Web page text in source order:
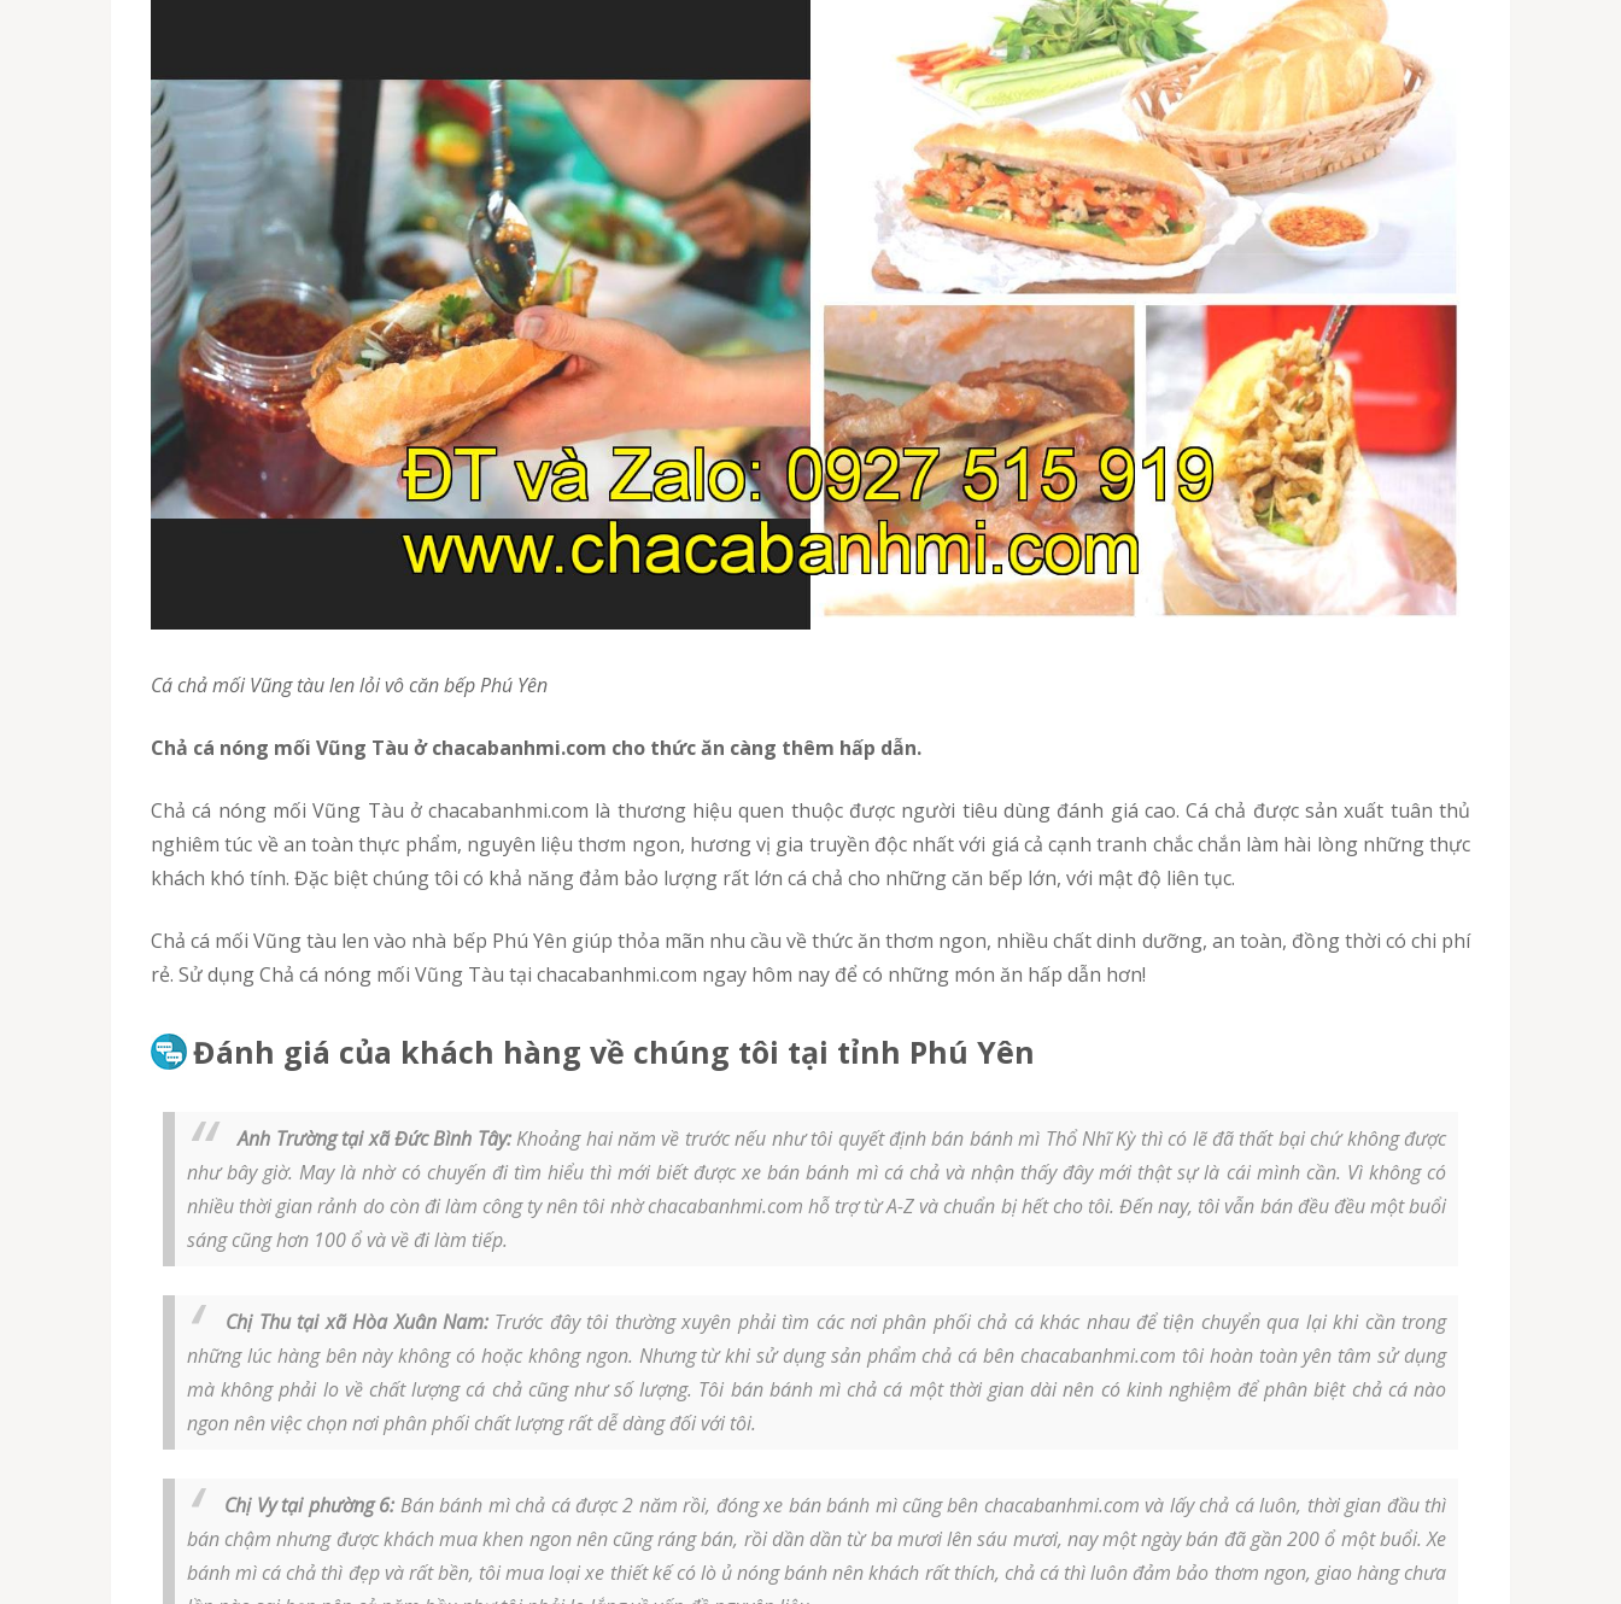
cá chả mối Vũng tàu len lỏi vô căn bếp Phú Yên
chả cá nóng mối Vũng Tàu ở chacabanhmi.com cho thức ăn càng thêm hấp dẫn.
Chả cá nóng mối Vũng Tàu ở chacabanhmi.com là thương hiệu quen thuộc được người tiêu dùng đánh giá cao. Cá chả được sản xuất tuân thủ
nghiêm túc về an toàn thực phẩm, nguyên liệu thơm ngon, hương vị gia truyền độc nhất với giá cả cạnh tranh chắc chắn làm hài lòng những thực
khách khó tính. Đặc biệt chúng tôi có khả năng đảm bảo lượng rất lớn cá chả cho những căn bếp lớn, với mật độ liên tục.
Chả cá mối Vũng tàu len vào nhà bếp Phú Yên giúp thỏa mãn nhu cầu về thức ăn thơm ngon, nhiều chất dinh dưỡng, an toàn, đồng thời có chi phí
rẻ. Sử dụng Chả cá nóng mối Vũng Tàu tại chacabanhmi.com ngay hôm nay để có những món ăn hấp dẫn hơn!
Đánh giá của khách hàng về chúng tôi tại tỉnh Phú Yên
Anh Trường tại xã Đức Bình Tây:Khoảng hai năm về trước nếu như tôi quyết định bán bánh mì Thổ Nhĩ Kỳ thì có lẽ đã thất bại chứ không được
như bây giờ. May là nhờ có chuyến đi tìm hiểu thì mới biết được xe bán bánh mì cá chả và nhận thấy đây mới thật sự là cái mình cần. Vì không có
nhiều thời gian rảnh do còn đi làm công ty nên tôi nhờ chacabanhmi.com hỗ trợ từ A-Z và chuẩn bị hết cho tôi. Đến nay, tôi vẫn bán đều đều một buổi
sáng cũng hơn 100 ổ và về đi làm tiếp.
Chị Thu tại xã Hòa Xuân Nam: Trước đây tôi thường xuyên phải tìm các nơi phân phối chả cá khác nhau để tiện chuyển qua lại khi cần trong
những lúc hàng bên này không có hoặc không ngon. Nhưng từ khi sử dụng sản phẩm chả cá bên chacabanhmi.com tôi hoàn toàn yên tâm sử dụng
mà không phải lo về chất lượng cá chả cũng như số lượng. Tôi bán bánh mì chả cá một thời gian dài nên có kinh nghiệm để phân biệt chả cá nào
ngon nên việc chọn nơi phân phối chất lượng rất dễ dàng đối với tôi.
Chị Vy tại phường 6: Bán bánh mì chả cá được 2 năm rồi, đóng xe bán bánh mì cũng bên chacabanhmi.com và lấy chả cá luôn, thời gian đầu thì
bán chậm nhưng được khách mua khen ngon nên cũng ráng bán, rồi dần dần từ ba mươi lên sáu mươi, nay một ngày bán đã gần 200 ổ một buổi. Xe
bánh mì cá chả thì đẹp và rất bền, tôi mua loại xe thiết kế có lò ủ nóng bánh nên khách rất thích, chả cá thì luôn đảm bảo thơm ngon, giao hàng chưa